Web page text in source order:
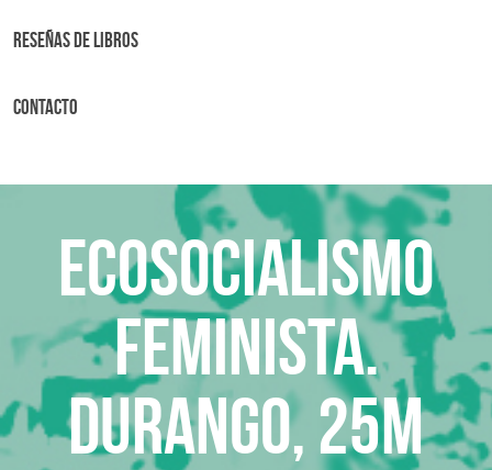
Reseñas de libros
Contacto
Ecosocialismo
feminista.
Durango, 25M